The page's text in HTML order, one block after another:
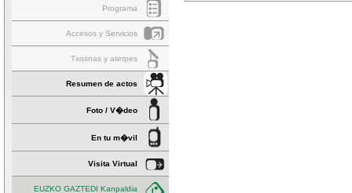
Programa
Accesos y Servicios
Txosnas y aterpes
Resumen de actos
Foto / V�deo
En tu m�vil
Visita Virtual
EUZKO GAZTEDI Kanpaldia